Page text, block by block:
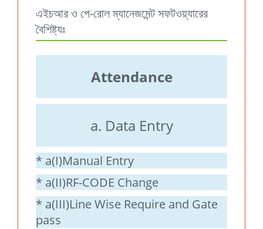
এইচআর ও পে-রোল ম্যানেজমেন্ট সফটওয়্যারের
বৈশিষ্ট্যঃ
Attendance
a. Data Entry
* a(I)Manual Entry
* a(II)RF-CODE Change
* a(III)Line Wise Require and Gate
pass